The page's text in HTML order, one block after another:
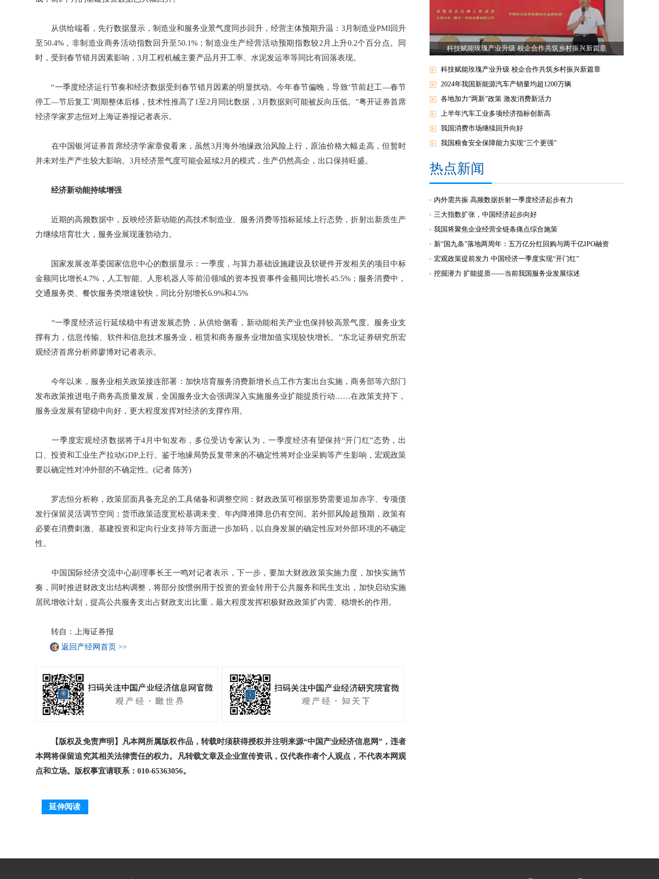
从供给端看，先行数据显示，制造业和服务业景气度同步回升，经营主体预期升温：3月制造业PMI回升
至50.4%，非制造业商务活动指数回升至50.1%；制造业生产经营活动预期指数较2月上升0.2个百分点。同
时，受到春节错月因素影响，3月工程机械主要产品月开工率、水泥发运率等同比有回落表现。
“一季度经济运行节奏和经济数据受到春节错月因素的明显扰动。今年春节偏晚，导致‘节前赶工—春节
停工—节后复工’周期整体后移，技术性推高了1至2月同比数据，3月数据则可能被反向压低。”粤开证券首席
经济学家罗志恒对上海证券报记者表示。
在中国银河证券首席经济学家章俊看来，虽然3月海外地缘政治风险上行，原油价格大幅走高，但暂时
并未对生产产生较大影响。3月经济景气度可能会延续2月的模式，生产仍然高企，出口保持旺盛。
经济新动能持续增强
近期的高频数据中，反映经济新动能的高技术制造业、服务消费等指标延续上行态势，折射出新质生产
力继续培育壮大，服务业展现蓬勃动力。
国家发展改革委国家信息中心的数据显示：一季度，与算力基础设施建设及软硬件开发相关的项目中标
金额同比增长4.7%，人工智能、人形机器人等前沿领域的资本投资事件金额同比增长45.5%；服务消费中，
交通服务类、餐饮服务类增速较快，同比分别增长6.9%和4.5%
“一季度经济运行延续稳中有进发展态势，从供给侧看，新动能相关产业也保持较高景气度。服务业支
撑有力，信息传输、软件和信息技术服务业，租赁和商务服务业增加值实现较快增长。”东北证券研究所宏
观经济首席分析师廖博对记者表示。
今年以来，服务业相关政策接连部署：加快培育服务消费新增长点工作方案出台实施，商务部等六部门
发布政策推进电子商务高质量发展，全国服务业大会强调深入实施服务业扩能提质行动……在政策支持下，
服务业发展有望稳中向好，更大程度发挥对经济的支撑作用。
一季度宏观经济数据将于4月中旬发布，多位受访专家认为，一季度经济有望保持“开门红”态势，出
口、投资和工业生产拉动GDP上行。鉴于地缘局势反复带来的不确定性将对企业采购等产生影响，宏观政策
要以确定性对冲外部的不确定性。(记者 陈芳)
罗志恒分析称，政策层面具备充足的工具储备和调整空间：财政政策可根据形势需要追加赤字、专项债
发行保留灵活调节空间；货币政策适度宽松基调未变、年内降准降息仍有空间。若外部风险超预期，政策有
必要在消费刺激、基建投资和定向行业支持等方面进一步加码，以自身发展的确定性应对外部环境的不确定
性。
中国国际经济交流中心副理事长王一鸣对记者表示，下一步，要加大财政政策实施力度，加快实施节
奏，同时推进财政支出结构调整，将部分按惯例用于投资的资金转用于公共服务和民生支出，加快启动实施
居民增收计划，提高公共服务支出占财政支出比重，最大程度发挥积极财政政策扩内需、稳增长的作用。
转自：上海证券报
返回产经网首页 >>
【版权及免责声明】凡本网所属版权作品，转载时须获得授权并注明来源“中国产业经济信息网”，违者
本网将保留追究其相关法律责任的权力。凡转载文章及企业宣传资讯，仅代表作者个人观点，不代表本网观
点和立场。版权事宜请联系：010-65363056。
延伸阅读
科技赋能玫瑰产业升级 校企合作共筑乡村振兴新篇章
科技赋能玫瑰产业升级 校企合作共筑乡村振兴新篇章
2024年我国新能源汽车产销量均超1200万辆
各地加力“两新”政策 激发消费新活力
上半年汽车工业多项经济指标创新高
我国消费市场继续回升向好
我国粮食安全保障能力实现“三个更强”
热点新闻
内外需共振 高频数据折射一季度经济起步有力
三大指数扩张，中国经济起步向好
我国将聚焦企业经营全链条痛点综合施策
新“国九条”落地两周年：五万亿分红回购与两千亿IPO融资
宏观政策提前发力 中国经济一季度实现“开门红”
挖掘潜力 扩能提质——当前我国服务业发展综述